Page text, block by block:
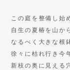
この庭を整備し始
自生の夏椿を山か
なるべく大きな根
徐々に枯れ行き今
新枝の奥に見える